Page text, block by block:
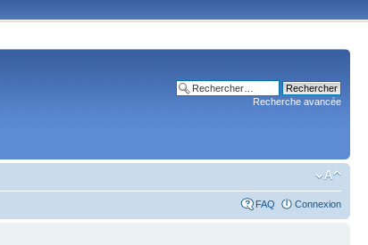
Recherche avancée
FAQ Connexion